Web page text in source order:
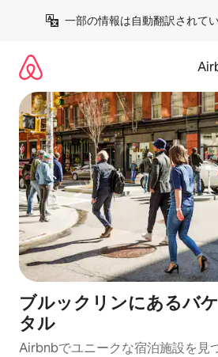
一部の情報は自動翻訳されてい
ブルックリンにあるバ
タル
Airbnbでユニークな宿泊施設を見